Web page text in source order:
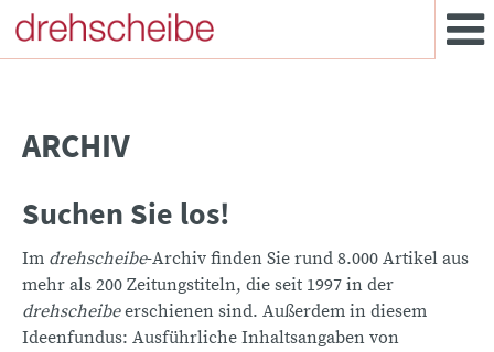
ARCHIV
Suchen Sie los!
Im drehscheibe-Archiv finden Sie rund 8.000 Artikel aus
mehr als 200 Zeitungstiteln, die seit 1997 in der
drehscheibeerschienen sind. Außerdem in diesem
Ideenfundus: Ausführliche Inhaltsangaben von